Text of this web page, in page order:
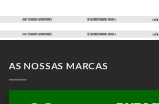
AS NOSSAS MARCAS